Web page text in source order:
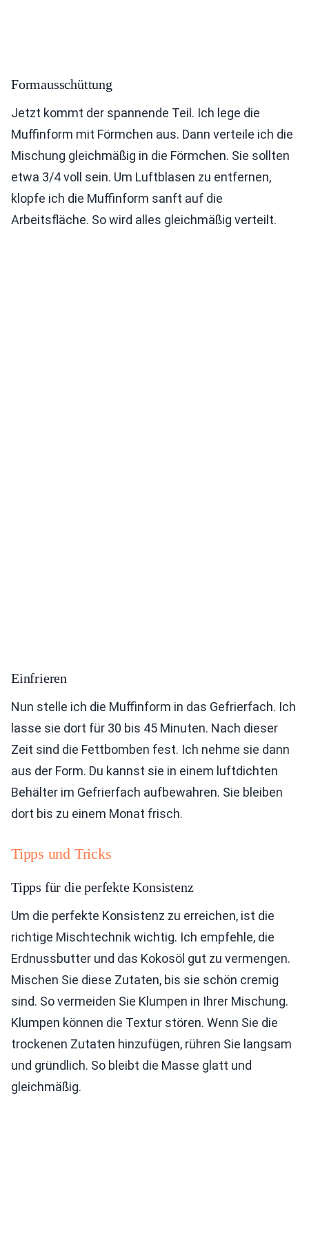
Formausschüttung
Jetzt kommt der spannende Teil. Ich lege die
Muffinform mit Förmchen aus. Dann verteile ich die
Mischung gleichmäßig in die Förmchen. Sie sollten
etwa 3/4 voll sein. Um Luftblasen zu entfernen,
klopfe ich die Muffinform sanft auf die
Arbeitsfläche. So wird alles gleichmäßig verteilt.
Einfrieren
Nun stelle ich die Muffinform in das Gefrierfach. Ich
lasse sie dort für 30 bis 45 Minuten. Nach dieser
Zeit sind die Fettbomben fest. Ich nehme sie dann
aus der Form. Du kannst sie in einem luftdichten
Behälter im Gefrierfach aufbewahren. Sie bleiben
dort bis zu einem Monat frisch.
Tipps und Tricks
Tipps für die perfekte Konsistenz
Um die perfekte Konsistenz zu erreichen, ist die
richtige Mischtechnik wichtig. Ich empfehle, die
Erdnussbutter und das Kokosöl gut zu vermengen.
Mischen Sie diese Zutaten, bis sie schön cremig
sind. So vermeiden Sie Klumpen in Ihrer Mischung.
Klumpen können die Textur stören. Wenn Sie die
trockenen Zutaten hinzufügen, rühren Sie langsam
und gründlich. So bleibt die Masse glatt und
gleichmäßig.